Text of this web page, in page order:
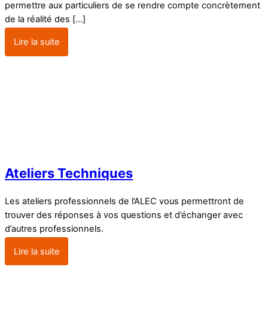
permettre aux particuliers de se rendre compte concrètement
de la réalité des […]
Lire la suite
Ateliers Techniques
Les ateliers professionnels de l’ALEC vous permettront de
trouver des réponses à vos questions et d’échanger avec
d’autres professionnels.
Lire la suite